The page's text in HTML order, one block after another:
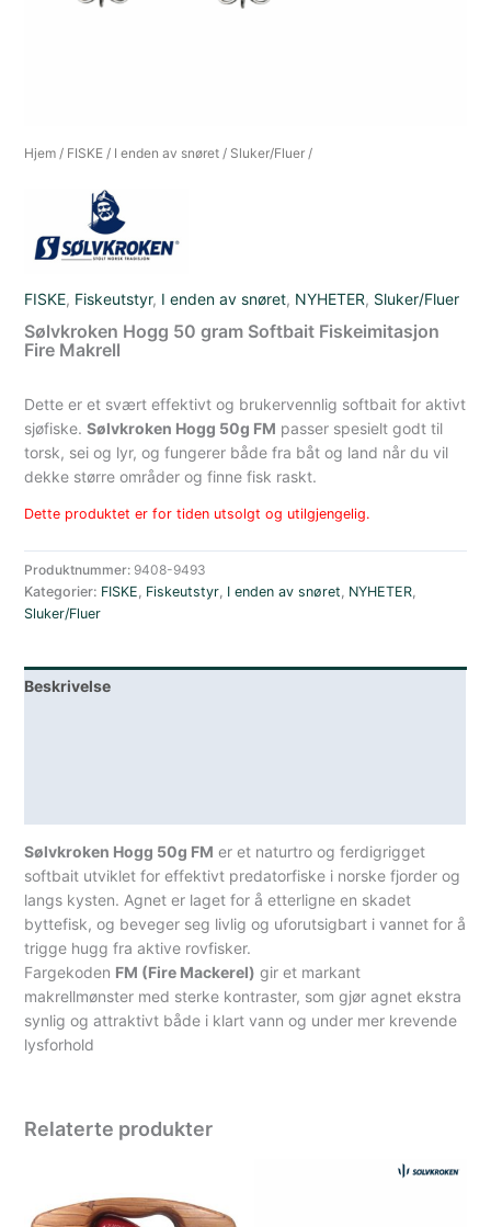
Hjem / FISKE / I enden av snøret / Sluker/Fluer /
FISKE, Fiskeutstyr, I enden av snøret, NYHETER, Sluker/Fluer
Sølvkroken Hogg 50 gram Softbait Fiskeimitasjon
Fire Makrell
Dette er et svært effektivt og brukervennlig softbait for aktivt
sjøfiske.Sølvkroken Hogg 50g FM passer spesielt godt til
torsk, sei og lyr, og fungerer både fra båt og land når du vil
dekke større områder og finne fisk raskt.
Dette produktet er for tiden utsolgt og utilgjengelig.
Produktnummer: 9408-9493
Kategorier: FISKE Fiskeutstyr I enden av snøret NYHETER
Sluker/Fluer
Beskrivelse
Sølvkroken Hogg 50g FM er et naturtro og ferdigrigget
softbait utviklet for effektivt predatorfiske i norske fjorder og
langs kysten. Agnet er laget for å etterligne en skadet
byttefisk, og beveger seg livlig og uforutsigbart i vannet for å
trigge hugg fra aktive rovfisker.
Fargekoden FM (Fire Mackerel) gir et markant
makrellmønster med sterke kontraster, som gjør agnet ekstra
synlig og attraktivt både i klart vann og under mer krevende
lysforhold
Relaterte produkter